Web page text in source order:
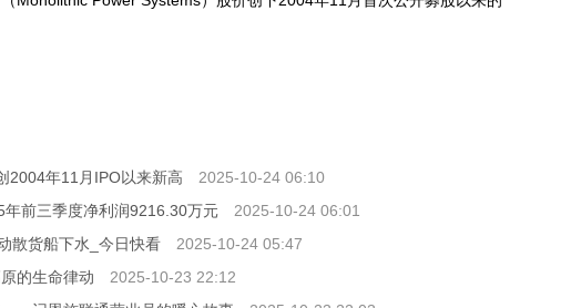
2004年11月IPO以来新高
2025-10-24 06:10
前三季度净利润9216.30万元
2025-10-24 06:01
散货船下水_今日快看
2025-10-24 05:47
的生命律动
2025-10-23 22:12